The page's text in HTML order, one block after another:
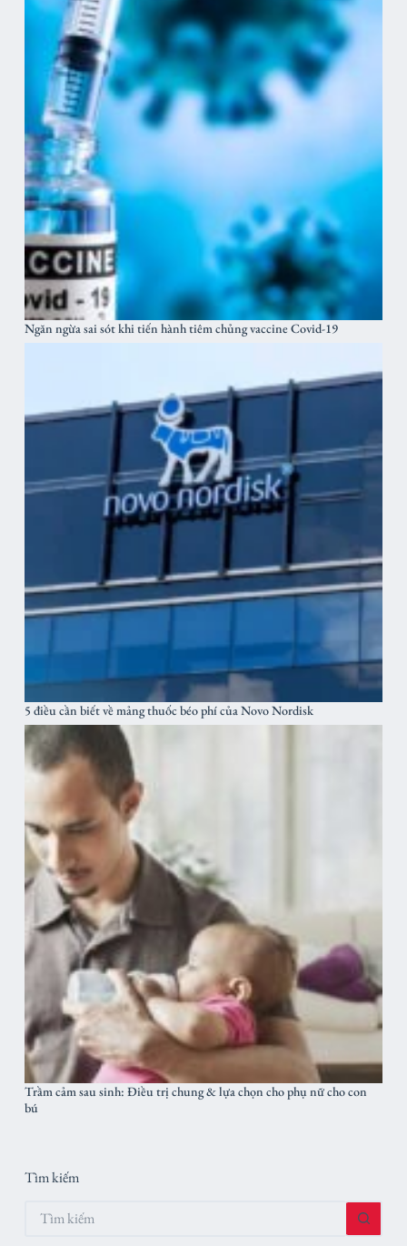
Ngăn ngừa sai sót khi tiến hành tiêm chủng vaccine Covid-19
5 điều cần biết về mảng thuốc béo phí của Novo Nordisk
Trầm cảm sau sinh: Điều trị chung & lựa chọn cho phụ nữ cho con
bú
Tìm kiếm
Không